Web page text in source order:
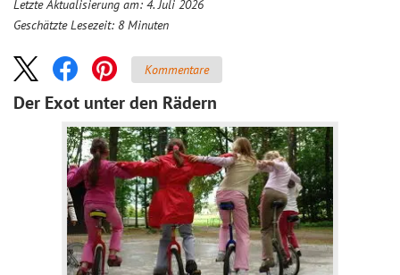
Letzte Aktualisierung am: 4. Juli 2026
Geschätzte Lesezeit: 8 Minuten
Kommentare
Der Exot unter den Rädern